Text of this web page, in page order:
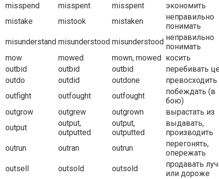
misspend
misspent misspent
экономить
mistake
mistook mistaken
неправильно
понимать
misunderstand misunderstood misunderstood неправильно
понимать
mow
mowed mown, mowed
косить
outbid
outbid outbid
перебивать
outdo
outdid outdone
превосходить
outfight
outfought outfought
побеждать (в
бою)
outgrow
outgrew outgrown
вырастать из
output
output,
outputted
output,
outputted
выдавать,
производить
outrun
outran outrun
перегонять,
опережать
outsell
outsold outsold
продавать
или дороже